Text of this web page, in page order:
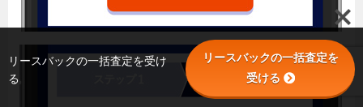
リースバックの一括査定を受け
る
リースバックの一括査定を
受ける